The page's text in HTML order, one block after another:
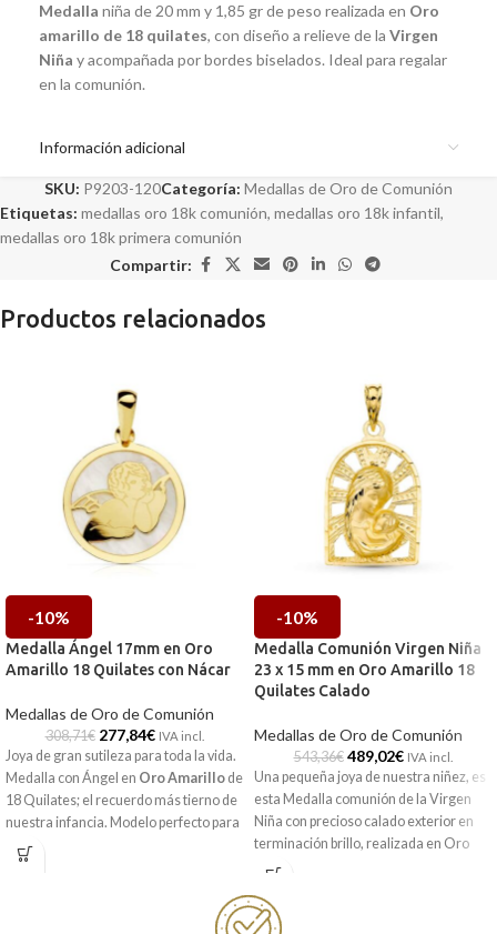
Medalla niña de 20 mm y 1,85 gr de peso realizada en Oro
amarillo de 18 quilates, con diseño a relieve de la Virgen
Niña y acompañada por bordes biselados. Ideal para regalar
en la comunión.
Información adicional
SKU: P9203-120Categoría: Medallas de Oro de Comunión
Etiquetas: medallas oro 18k comunión, medallas oro 18k infantil,
medallas oro 18k primera comunión
Compartir:
Productos relacionados
-10%
Medalla Ángel 17mm en Oro
Amarillo 18 Quilates con Nácar
Medallas de Oro de Comunión
308,71€ 277,84€ IVA incl.
Joya de gran sutileza para toda la vida.
Medalla con Ángel en Oro Amarillo de
18 Quilates; el recuerdo más tierno de
nuestra infancia. Modelo perfecto para
regalar en la primera comunión.
tiendas de Málaga y Melilla, o si lo
prefieres, encargarla online y te la
-10%
Medalla Comunión Virgen Niña
23 x 15 mm en Oro Amarillo 18
Quilates Calado
Medallas de Oro de Comunión
543,36€ 489,02€ IVA incl.
Una pequeña joya de nuestra niñez, es
esta Medalla comunión de la Virgen
Niña con precioso calado exterior en
terminación brillo, realizada en Oro
Amarillo de 18 quilates. Una pieza de
querrá quitarse nunca.